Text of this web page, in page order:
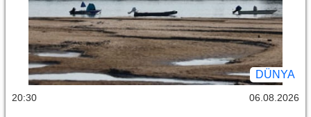
DÜNYA
20:30 06.08.2026